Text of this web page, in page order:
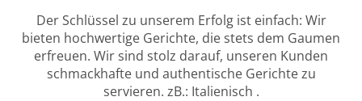
Der Schlüssel zu unserem Erfolg ist einfach: Wir
bieten hochwertige Gerichte, die stets dem Gaumen
erfreuen. Wir sind stolz darauf, unseren Kunden
schmackhafte und authentische Gerichte zu
servieren. zB.: Italienisch .